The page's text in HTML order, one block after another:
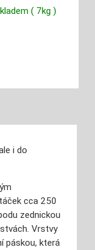
( 7kg )
i do
cca 250
zednickou
Vrstvy
páskou, která